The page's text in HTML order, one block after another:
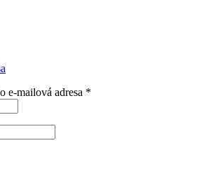
e-mailová adresa *